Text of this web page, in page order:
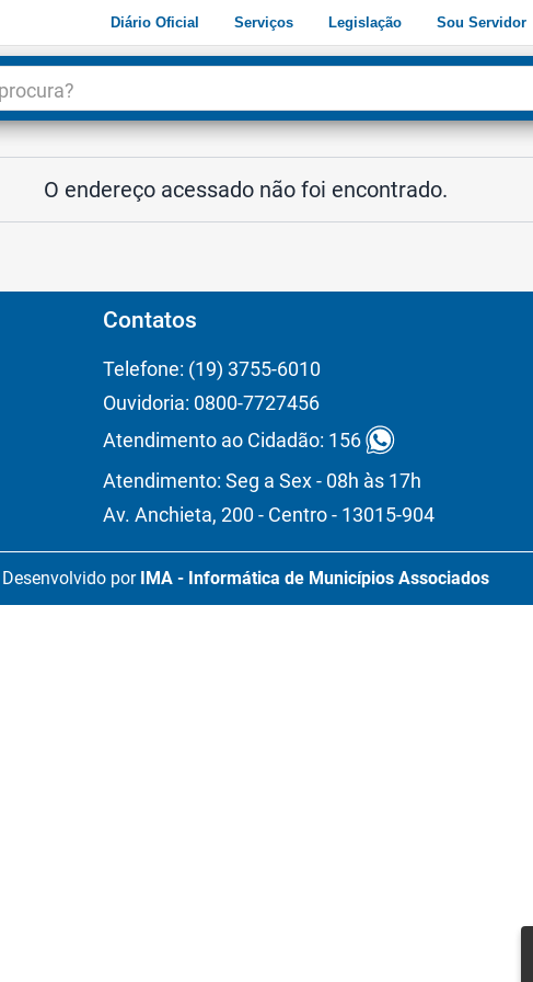
Diário Oficial Serviços Legislação Sou Servidor
O endereço acessado não foi encontrado.
Contatos
Telefone: (19) 3755-6010
Ouvidoria: 0800-7727456
Atendimento ao Cidadão: 156
Atendimento: Seg a Sex - 08h às 17h
Av. Anchieta, 200 - Centro - 13015-904
Desenvolvido por IMA - Informática de Municípios Associados